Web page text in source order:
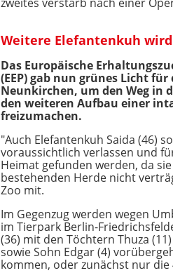
Weitere Elefantenkuh
Das Europäische
(EEP) gab nun grünes Licht
Neunkirchen, um den Weg in
den weiteren Aufbau einer
freizumachen.
"Auch Elefantenkuh Saida (46)
voraussichtlich verlassen und
Heimat gefunden werden, da
bestehenden Herde nicht
Zoo mit.
Im Gegenzug werden wegen
im Tierpark Berlin-
(36) mit den Töchtern Thuza
sowie Sohn Edgar (4)
kommen, oder zunächst nur die